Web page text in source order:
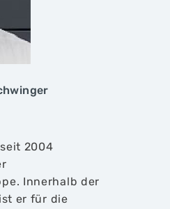
2004
Innerhalb der
er für die